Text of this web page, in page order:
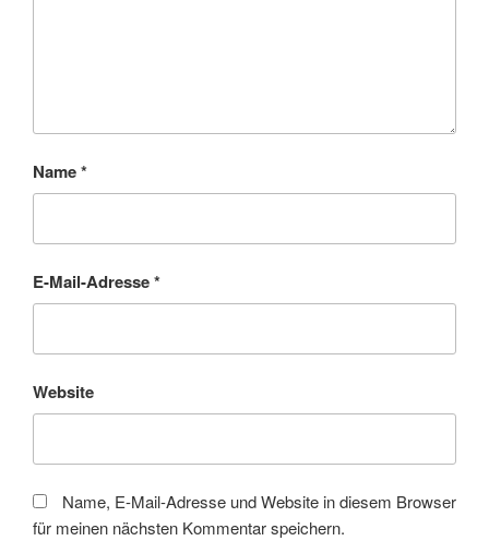
Name*
E-Mail-Adresse*
Website
Name, E-Mail-Adresse und Website in diesem Browser
für meinen nächsten Kommentar speichern.